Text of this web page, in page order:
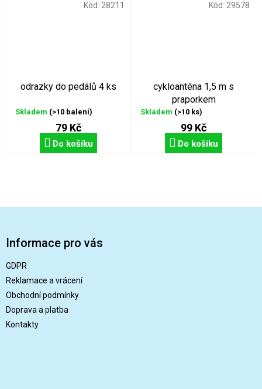
odrazky do pedálů 4 ks
Skladem (>10 balení)
79 Kč
Do košíku
Kód: 28211
cykloanténa 1,5 m s
praporkem
Skladem (>10 ks)
99 Kč
Do košíku
Kód: 29578
Informace pro vás
GDPR
Reklamace a vrácení
Obchodní podmínky
Doprava a platba
Kontakty